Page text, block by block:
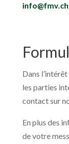
info@fmv.ch
Dans
les parties
contact sur
En plus des
de votre